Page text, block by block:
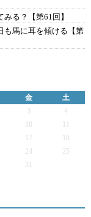
る？【第61回】
も馬に耳を傾ける【第
金
土
3
4
17
24
25
31